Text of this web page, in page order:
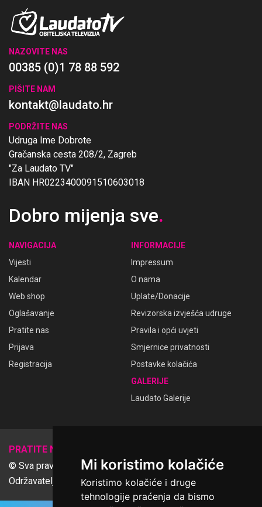
Mi koristimo kolačiće
Koristimo kolačiće i druge
tehnologije praćenja da bismo
NAZOVITE NAS
00385 (0)1 78 88 592
PIŠITE NAM
kontakt@laudato.hr
PODRŽITE NAS
Udruga Ime Dobrote
Gračanska cesta 208/2, Zagreb
"Za Laudato TV"
IBAN HR0223400091510603018
Dobro mijenja sve.
NAVIGACIJA
Vijesti
Kalendar
Web shop
Oglašavanje
Pratite nas
Prijava
Registracija
INFORMACIJE
Impressum
O nama
Uplate/Donacije
Revizorska izvješća udruge
Pravila i opći uvjeti
Smjernice privatnosti
Postavke kolačića
GALERIJE
Laudato Galerije
PRATITE NAS
© Sva prava pridržana Udruga Ime dobrote
Održavatelj Netcom d.o.o., Riva 6, Rijeka